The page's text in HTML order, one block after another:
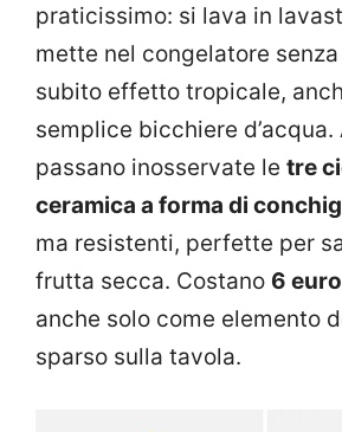
praticissimo: si lava in
mette nel congelatore
subito effetto tropicale,
semplice bicchiere d’acqua.
passano inosservate le tre
ceramica a forma di
ma resistenti, perfette per
frutta secca. Costano 6 euro
anche solo come elemento
sparso sulla tavola.